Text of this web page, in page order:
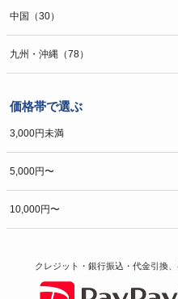
中国（30）
九州・沖縄（78）
価格帯で選ぶ
3,000円未満
5,000円〜
10,000円〜
クレジット・銀行振込・代金引換